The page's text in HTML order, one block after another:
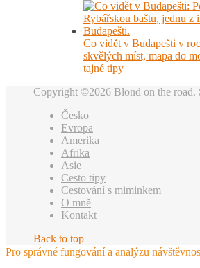
Co vidět v Budapešti v
skvělých míst, mapa do
tajné tipy
Copyright ©2026 Blond on the road.
Česko
Evropa
Amerika
Afrika
Asie
Cesto tipy
Cestování s miminkem
O mně
Kontakt
Back to top
Pro správné fungování a analýzu